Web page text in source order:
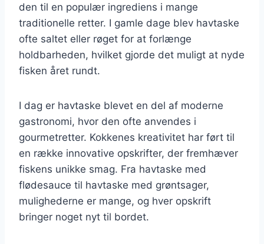
den til en populær ingrediens i mange
traditionelle retter. I gamle dage blev havtaske
ofte saltet eller røget for at forlænge
holdbarheden, hvilket gjorde det muligt at nyde
fisken året rundt.
I dag er havtaske blevet en del af moderne
gastronomi, hvor den ofte anvendes i
gourmetretter. Kokkenes kreativitet har ført til
en række innovative opskrifter, der fremhæver
fiskens unikke smag. Fra havtaske med
flødesauce til havtaske med grøntsager,
mulighederne er mange, og hver opskrift
bringer noget nyt til bordet.